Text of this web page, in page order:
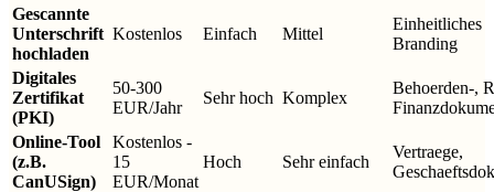
Gescannte
Unterschrift
hochladen
Kostenlos Einfach Mittel
Einheitliches
Branding
Digitales
Zertifikat
(PKI)
50-300
EUR/Jahr
Sehr hoch Komplex
Behoerden-,
Online-Tool
(z.B.
CanUSign)
Kostenlos -
15
EUR/Monat
Hoch Sehr einfach
Vertraege,